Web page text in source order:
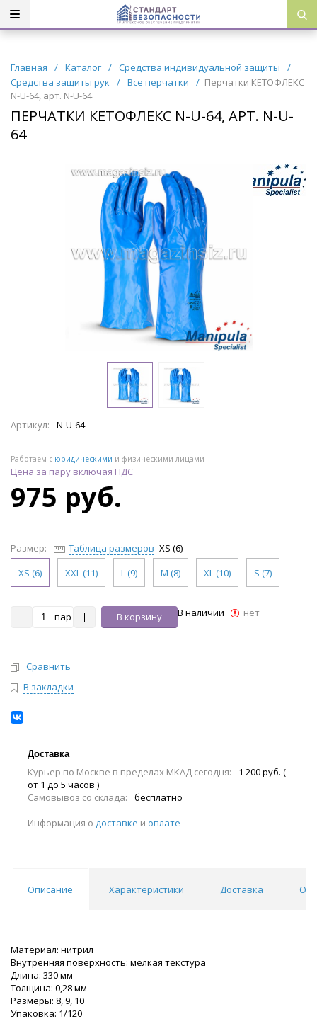
Главная / Каталог / Средства индивидуальной защиты
/
Средства защиты рук
/ Все перчатки / Перчатки КЕТОФЛЕКС
N-U-64, арт. N-U-64
ПЕРЧАТКИ КЕТОФЛЕКС N-U-64, АРТ. N-U-
64
Артикул: N-U-64
Работаем с юридическими и физическими лицами
Цена за пару включая НДС
975 руб.
Размер: Таблица размеров XS (6)
XS (6)
XXL (11) L (9) M (8) XL (10) S (7)
пар В корзину В наличии нет
Сравнить
В закладки
Доставка
Курьер по Москве в пределах МКАД сегодня:
1 200 руб. (
от 1 до 5 часов )
Самовывоз со склада:
бесплатно
Информация о доставке и оплате
Описание Характеристики Доставка
Материал: нитрил
Внутренняя поверхность: мелкая текстура
Длина: 330 мм
Толщина: 0,28 мм
Размеры: 8, 9, 10
Упаковка: 1/120